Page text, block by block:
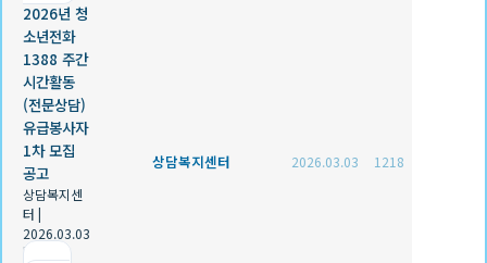
2026년 청
소년전화
1388 주간
시간활동
(전문상담)
유급봉사자
1차 모집
공고
상담복지센
터 |
2026.03.03
|
상담복지센터 2026.03.03 1218